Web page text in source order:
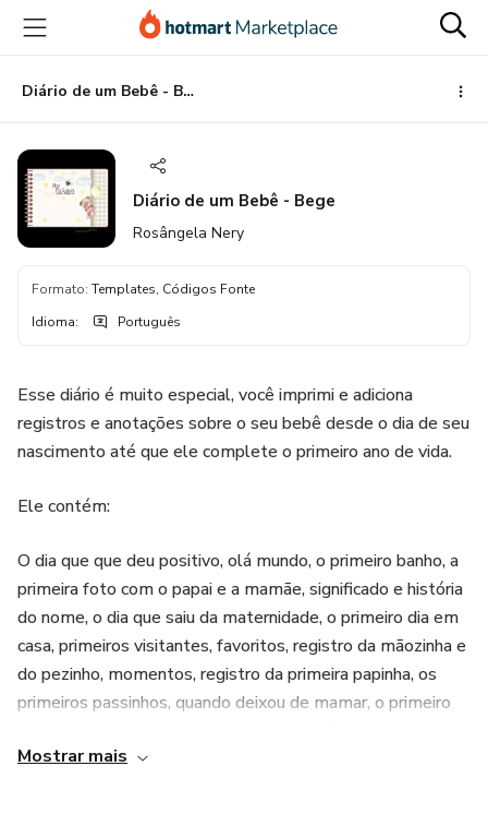
para
conteúdo
principal
para
pagamento
para
rodapé
Diário de um Bebê - Bege
Diário de um Bebê - Bege
Rosângela Nery
Formato: Templates, Códigos Fonte
Idioma: Português
Esse diário é muito especial, você imprimi e adiciona
registros e anotações sobre o seu bebê desde o dia de seu
nascimento até que ele complete o primeiro ano de vida.
Ele contém:
O dia que que deu positivo, olá mundo, o primeiro banho, a
primeira foto com o papai e a mamãe, significado e história
do nome, o dia que saiu da maternidade, o primeiro dia em
casa, primeiros visitantes, favoritos, registro da mãozinha e
do pezinho, momentos, registro da primeira papinha, os
primeiros passinhos, quando deixou de mamar, o primeiro
1º aninho, várias páginas para adicionar fotos (você pode
Mostrar mais